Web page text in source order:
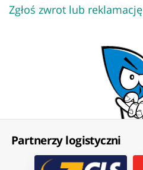
Zgłoś zwrot lub reklamację
Partnerzy logistyczni